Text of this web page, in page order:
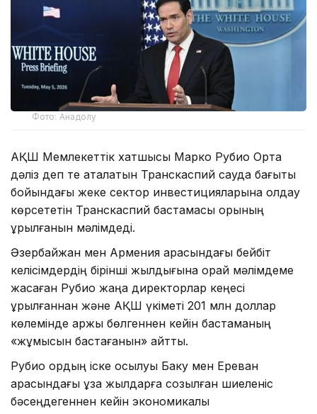
Фото: Анадолу
АҚШ Мемлекеттік хатшысы Марко Рубио Орта
дәліз деп те аталатын Транскаспий сауда бағыты
бойындағы жеке сектор инвестицияларына қолдау
көрсететін Транскаспий бастамасы қорының
құрылғанын мәлімдеді.
Әзербайжан мен Армения арасындағы бейбіт
келісімдердің бірінші жылдығына орай мәлімдеме
жасаған Рубио жаңа директорлар кеңесі
құрылғаннан және АҚШ үкіметі 201 млн доллар
көлемінде қаржы бөлгеннен кейін бастаманың
«жұмысын бастағанын» айтты.
Рубио қордың іске қосылуы Баку мен Ереван
арасындағы ұзақ жылдарға созылған шиеленіс
бәсеңдегеннен кейін экономикалық